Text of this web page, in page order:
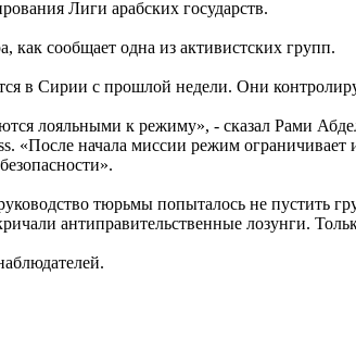
Лиги арабских государств.
сообщает одна из активистских групп.
в Сирии с прошлой недели. Они
лояльными к режиму», - сказал Рами
«После начала миссии режим
тюрьмы попыталось не пустить
антиправительственные лозунги.